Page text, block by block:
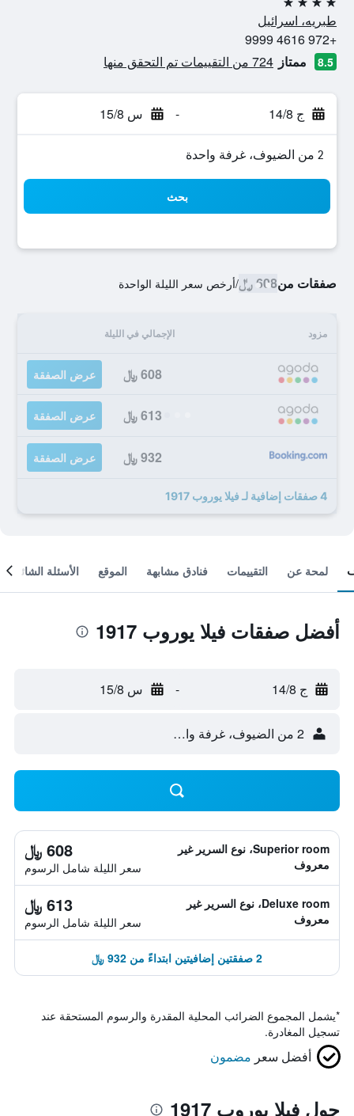
4 نجوم
طبريه، اسرائيل
+972 4616 9999
8.5 ممتاز 724 من التقييمات تم التحقق منها
ج 14/8 - س 15/8
2 من الضيوف، غرفة واحدة
بحث
صفقات من608 ﷼ /أرخص سعر الليلة الواحدة
مزود الإجمالي في الليلة
608 ﷼ عرض الصفقة
613 ﷼ عرض الصفقة
932 ﷼ عرض الصفقة
4 صفقات إضافية لـ فيلا يوروب 1917
لمحة عن التقييمات فنادق مشابهة الموقع الأسئلة الشائعة
أفضل صفقات فيلا يوروب 1917
ج 14/8 - س 15/8
2 من الضيوف، غرفة واحدة
Superior room، نوع السرير غير
معروف
608 ﷼
سعر الليلة شامل الرسوم
Deluxe room، نوع السرير غير
معروف
613 ﷼
سعر الليلة شامل الرسوم
2 صفقتين إضافيتين ابتداءً من 932 ﷼
*يشمل المجموع الضرائب المحلية المقدرة والرسوم المستحقة عند
تسجيل المغادرة.
أفضل سعر مضمون
حول فيلا يوروب 1917